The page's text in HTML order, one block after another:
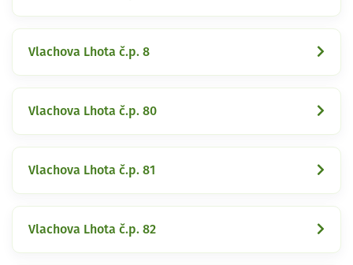
Vlachova Lhota č.p. 8
Vlachova Lhota č.p. 80
Vlachova Lhota č.p. 81
Vlachova Lhota č.p. 82